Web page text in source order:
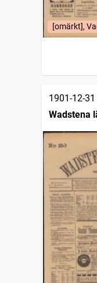
[omärkt],
1901-12-31
Wadstena